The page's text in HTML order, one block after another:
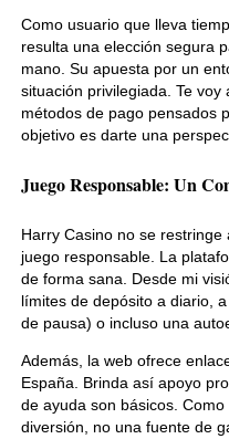
Como usuario que lleva
resulta una elección segura
mano. Su apuesta por un
situación privilegiada. Te
métodos de pago pensados
objetivo es darte una
Juego Responsable: Un
Harry Casino no se
juego responsable. La
de forma sana. Desde mi
límites de depósito a diario,
de pausa) o incluso una
Además, la web ofrece
España. Brinda así apoyo
de ayuda son básicos.
diversión, no una fuente de